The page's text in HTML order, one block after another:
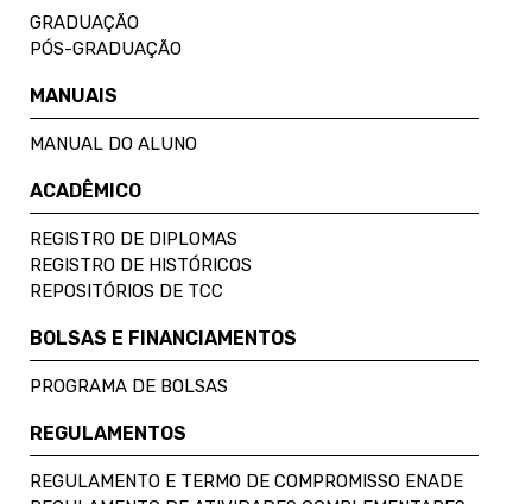
GRADUAÇÃO
PÓS-GRADUAÇÃO
MANUAIS
MANUAL DO ALUNO
ACADÊMICO
REGISTRO DE DIPLOMAS
REGISTRO DE HISTÓRICOS
REPOSITÓRIOS DE TCC
BOLSAS E FINANCIAMENTOS
PROGRAMA DE BOLSAS
REGULAMENTOS
REGULAMENTO E TERMO DE COMPROMISSO ENADE